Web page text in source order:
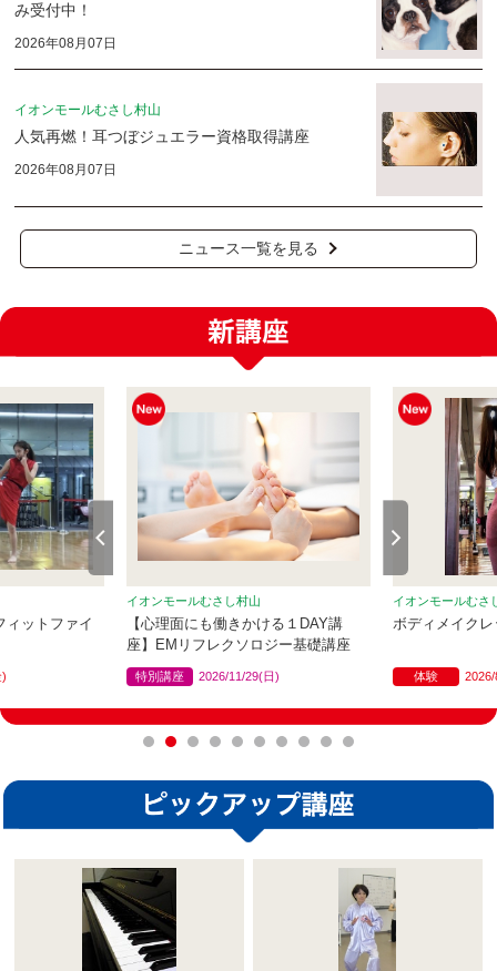
み受付中！
2026年08月07日
イオンモールむさし村山
人気再燃！耳つぼジュエラー資格取得講座
2026年08月07日
ニュース一覧を見る
ィットファイ
イオンモールむさし村山
【心理面にも働きかける１DAY講
座】EMリフレクソロジー基礎講座
特別講座 2026/11/29(日)
イオンモールむさ
ボディメイク
体験